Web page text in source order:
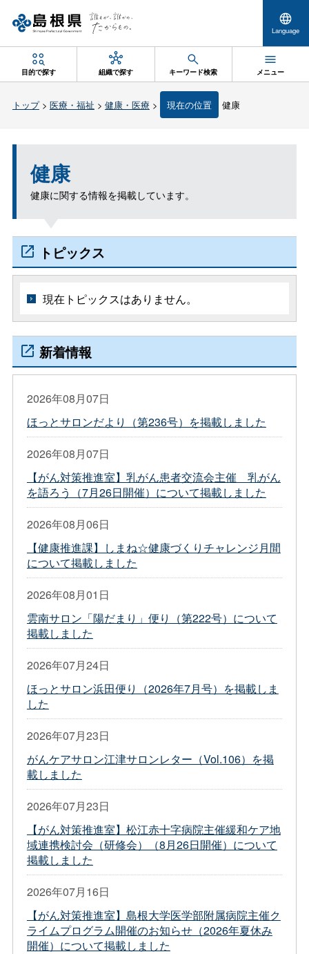
Language
目的で探す 組織で探す キーワード検索 メニュー
トップ> 医療・福祉 > 健康・医療 > 現在の位置 健康
健康
健康に関する情報を掲載しています。
トピックス
現在トピックスはありません。
新着情報
2026年08月07日
ほっとサロンだより（第236号）を掲載しました
2026年08月07日
【がん対策推進室】乳がん患者交流会主催 乳がん
を語ろう（7月26日開催）について掲載しました
2026年08月06日
【健康推進課】しまね☆健康づくりチャレンジ月間
について掲載しました
2026年08月01日
雲南サロン「陽だまり」便り（第222号）について
掲載しました
2026年07月24日
ほっとサロン浜田便り（2026年7月号）を掲載しま
した
2026年07月23日
がんケアサロン江津サロンレター（Vol.106）を掲
載しました
2026年07月23日
【がん対策推進室】松江赤十字病院主催緩和ケア地
域連携検討会（研修会）（8月26日開催）について
掲載しました
2026年07月16日
【がん対策推進室】島根大学医学部附属病院主催ク
ライムプログラム開催のお知らせ（2026年夏休み
開催）について掲載しました